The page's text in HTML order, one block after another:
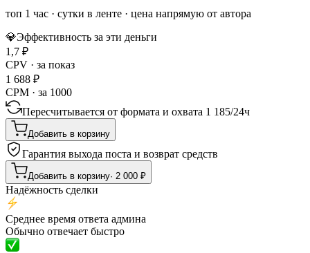
топ 1 час · сутки в ленте · цена напрямую от автора
💎Эффективность за эти деньги
1,7 ₽
CPV · за показ
1 688 ₽
CPM · за 1000
Пересчитывается от формата и охвата 1 185/24ч
Добавить в корзину
Гарантия выхода поста и возврат средств
Добавить в корзину· 2 000 ₽
Надёжность сделки
Среднее время ответа админа
Обычно отвечает быстро